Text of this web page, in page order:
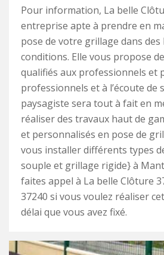
Pour information, La belle
entreprise apte à prendre en
pose de votre grillage dans des
conditions. Elle vous propose
qualifiés aux professionnels et
professionnels et à l’écoute de
paysagiste sera tout à fait en
réaliser des travaux haut de
et personnalisés en pose de
vous installer différents types
souple et grillage rigide} à
faites appel à La belle Clôture
37240 si vous voulez réaliser
délai que vous avez fixé.